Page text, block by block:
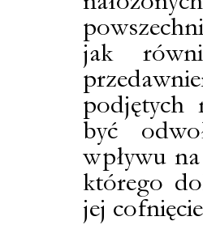
jak
podjętych
być
wpływu
którego
jej